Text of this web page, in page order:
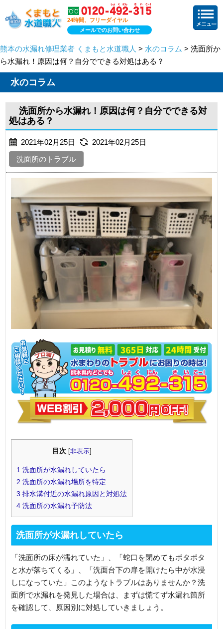
24時間、フリーダイヤル
メールでのお問い合わせ
熊本の水漏れ修理業者 くまもと水道職人 > 水のコラム > 洗面所か
ら水漏れ！原因は何？自分でできる対処はある？
水のコラム
洗面所から水漏れ！原因は何？自分でできる対
処はある？
2021年02月25日
2021年02月25日
洗面所のトラブル
目次 [非表示]
1 洗面所が水漏れしていたら
2 洗面所の水漏れ場所を特定
3 排水溝付近の水漏れ原因と対処法
4 洗面所の水漏れ予防法
洗面所が水漏れしていたら
「洗面所の床が濡れていた」、「蛇口を閉めてもポタポタ
と水が落ちてくる」、「洗面台下の扉を開けたら中が水浸
しになっていた」このようなトラブルはありませんか？洗
面所で水漏れを発見した場合は、まずは慌てず水漏れ箇所
を確認して、原因別に対処していきましょう。